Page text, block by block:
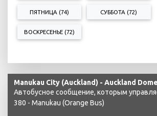
ПЯТНИЦА (74) СУББОТА (72)
ВОСКРЕСЕНЬЕ (72)
Manukau City (Auckland) - Auckland
Автобусное сообщение, которым
380 - Manukau (Orange Bus)